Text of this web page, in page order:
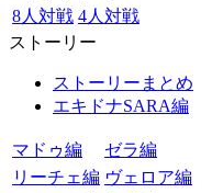
8人対戦 4人対戦
ストーリー
ストーリーまとめ
エキドナSARA編
マドゥ編
ゼラ編
リーチェ編 ヴェロア編